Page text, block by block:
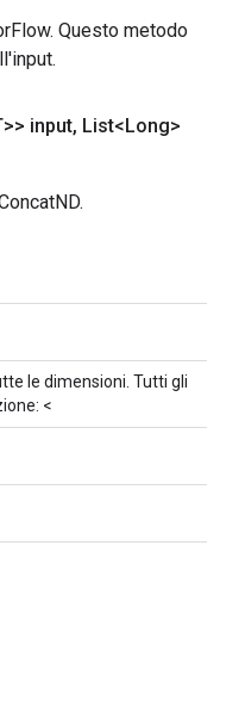
Questo metodo
input, List<Long>
le dimensioni. Tutti gli
<